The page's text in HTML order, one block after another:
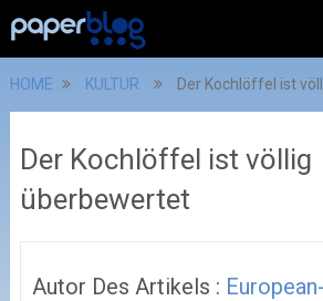
HOME KULTUR Der Kochlöffel ist
Der Kochlöffel ist völlig
überbewertet
Autor Des Artikels :